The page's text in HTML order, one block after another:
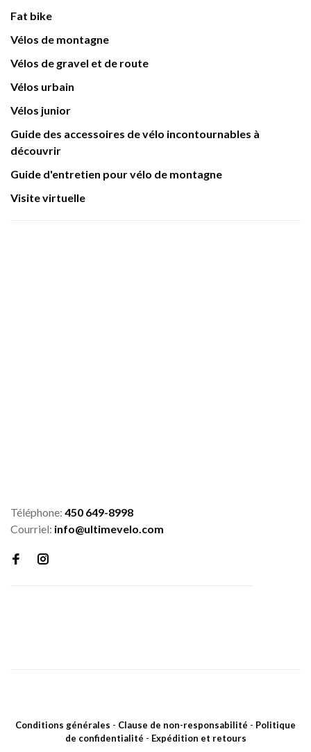
Fat bike
Vélos de montagne
Vélos de gravel et de route
Vélos urbain
Vélos junior
Guide des accessoires de vélo incontournables à
découvrir
Guide d'entretien pour vélo de montagne
Visite virtuelle
Téléphone: 450 649-8998
Courriel: info@ultimevelo.com
Conditions générales - Clause de non-responsabilité - Politique
de confidentialité - Expédition et retours